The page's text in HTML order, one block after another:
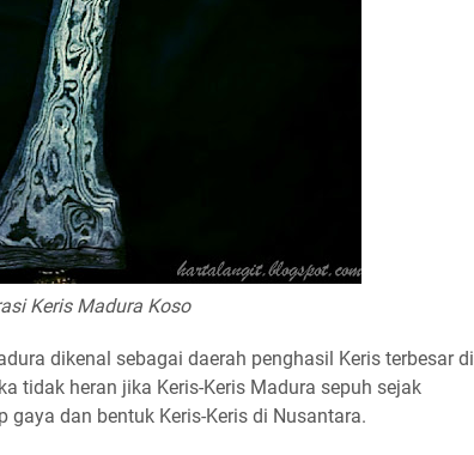
Keris Madura Koso
dikenal sebagai daerah penghasil Keris terbesar di
tidak heran jika Keris-Keris Madura sepuh sejak
dan bentuk Keris-Keris di Nusantara.